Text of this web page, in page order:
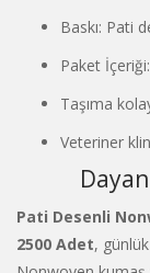
Baskı: Pati
Paket
Taşıma
Veteriner
Pati Desenli
2500 Adet,